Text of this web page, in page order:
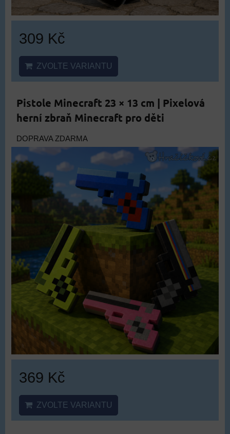
309 Kč
ZVOLTE VARIANTU
Pistole Minecraft 23 × 13 cm | Pixelová
herní zbraň Minecraft pro děti
DOPRAVA ZDARMA
369 Kč
ZVOLTE VARIANTU